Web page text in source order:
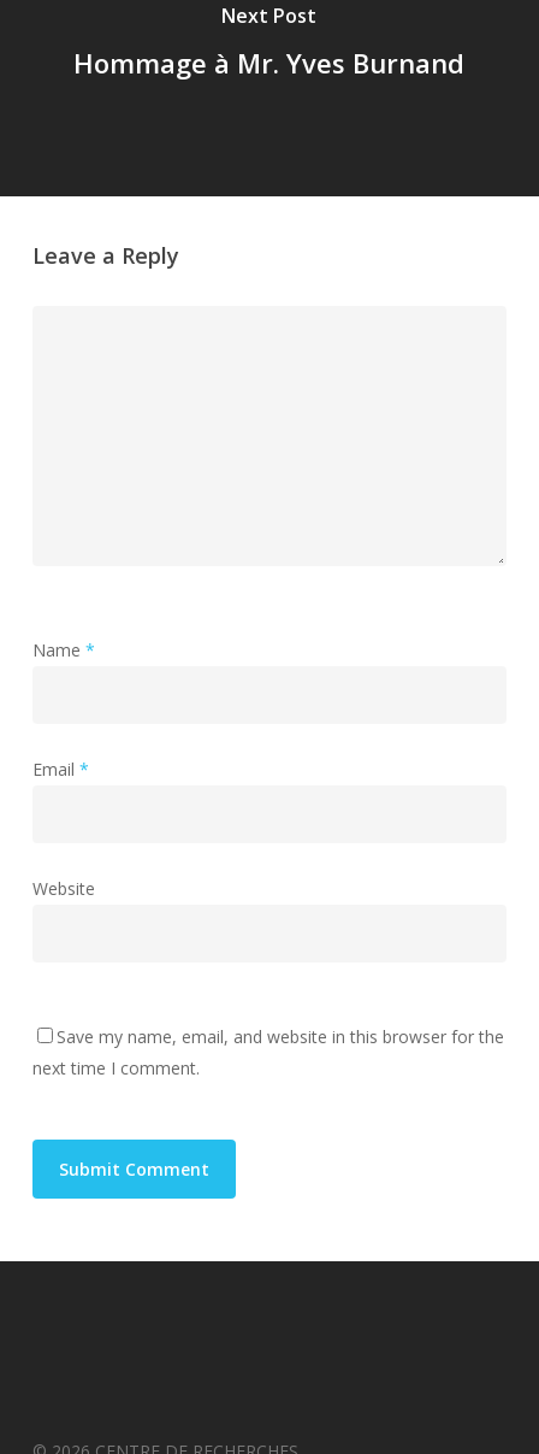
Next Post
Hommage à Mr. Yves Burnand
Leave a Reply
Name *
Email *
Website
Save my name, email, and website in this browser for the
next time I comment.